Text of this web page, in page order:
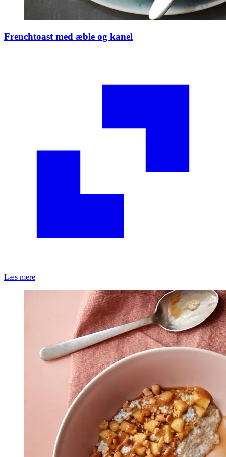
Frenchtoast med æble og kanel
Læs mere